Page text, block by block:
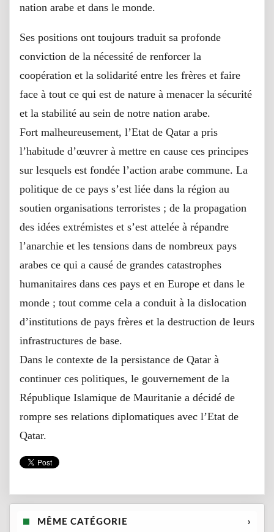
nation arabe et dans le monde.
Ses positions ont toujours traduit sa profonde
conviction de la nécessité de renforcer la
coopération et la solidarité entre les frères et faire
face à tout ce qui est de nature à menacer la sécurité
et la stabilité au sein de notre nation arabe.
Fort malheureusement, l’Etat de Qatar a pris
l’habitude d’œuvrer à mettre en cause ces principes
sur lesquels est fondée l’action arabe commune. La
politique de ce pays s’est liée dans la région au
soutien organisations terroristes ; de la propagation
des idées extrémistes et s’est attelée à répandre
l’anarchie et les tensions dans de nombreux pays
arabes ce qui a causé de grandes catastrophes
humanitaires dans ces pays et en Europe et dans le
monde ; tout comme cela a conduit à la dislocation
d’institutions de pays frères et la destruction de leurs
infrastructures de base.
Dans le contexte de la persistance de Qatar à
continuer ces politiques, le gouvernement de la
République Islamique de Mauritanie a décidé de
rompre ses relations diplomatiques avec l’Etat de
Qatar.
MÊME CATÉGORIE ›